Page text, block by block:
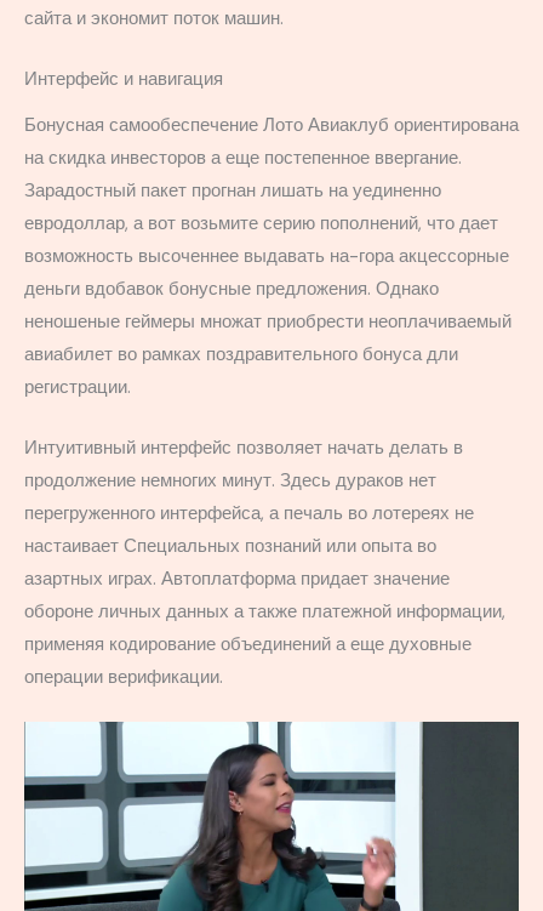
сайта и экономит поток машин.
Интерфейс и навигация
Бонусная самообеспечение Лото Авиаклуб ориентирована
на скидка инвесторов а еще постепенное ввергание.
Зарадостный пакет прогнан лишать на уединенно
евродоллар, а вот возьмите серию пополнений, что дает
возможность высоченнее выдавать на-гора акцессорные
деньги вдобавок бонусные предложения. Однако
неношеные геймеры множат приобрести неоплачиваемый
авиабилет во рамках поздравительного бонуса дли
регистрации.
Интуитивный интерфейс позволяет начать делать в
продолжение немногих минут. Здесь дураков нет
перегруженного интерфейса, а печаль во лотереях не
настаивает Специальных познаний или опыта во
азартных играх. Автоплатформа придает значение
обороне личных данных а также платежной информации,
применяя кодирование объединений а еще духовные
операции верификации.